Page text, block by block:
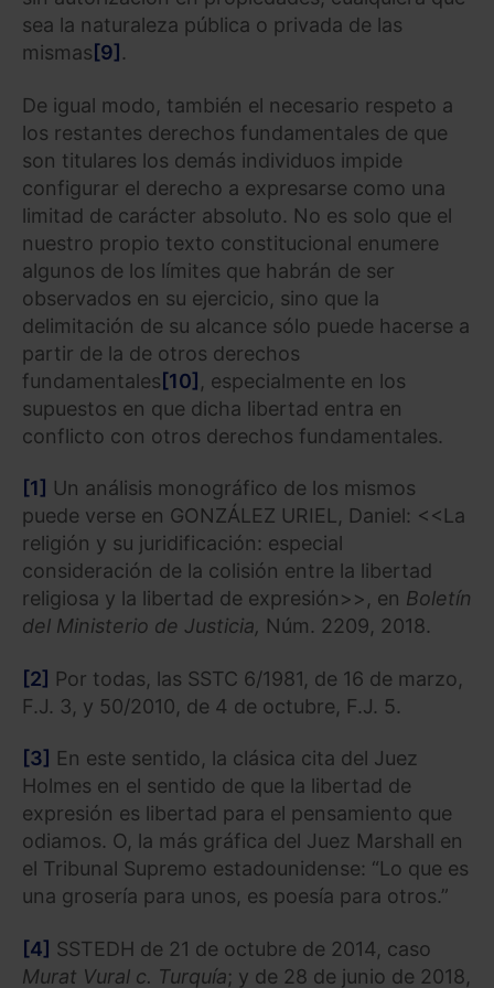
sea la naturaleza pública o privada de las
mismas [9] .
De igual modo, también el necesario respeto a
los restantes derechos fundamentales de que
son titulares los demás individuos impide
configurar el derecho a expresarse como una
limitad de carácter absoluto. No es solo que el
nuestro propio texto constitucional enumere
algunos de los límites que habrán de ser
observados en su ejercicio, sino que la
delimitación de su alcance sólo puede hacerse a
partir de la de otros derechos
fundamentales [10] , especialmente en los
supuestos en que dicha libertad entra en
conflicto con otros derechos fundamentales.
[1] Un análisis monográfico de los mismos
puede verse en GONZÁLEZ URIEL, Daniel: <<La
religión y su juridificación: especial
consideración de la colisión entre la libertad
religiosa y la libertad de expresión>>, en Boletín
del Ministerio de Justicia, Núm. 2209, 2018.
[2] Por todas, las SSTC 6/1981, de 16 de marzo,
F.J. 3, y 50/2010, de 4 de octubre, F.J. 5.
[3] En este sentido, la clásica cita del Juez
Holmes en el sentido de que la libertad de
expresión es libertad para el pensamiento que
odiamos. O, la más gráfica del Juez Marshall en
el Tribunal Supremo estadounidense: “Lo que es
una grosería para unos, es poesía para otros.”
[4] SSTEDH de 21 de octubre de 2014, caso
Murat Vural c. Turquía; y de 28 de junio de 2018,